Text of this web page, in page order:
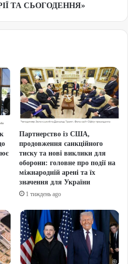
ТА СЬОГОДЕННЯ»
Партнерство із США,
продовження санкційного
тиску та нові виклики для
оборони: головне про події на
міжнародній арені та їх
значення для України
1 тиждень ago